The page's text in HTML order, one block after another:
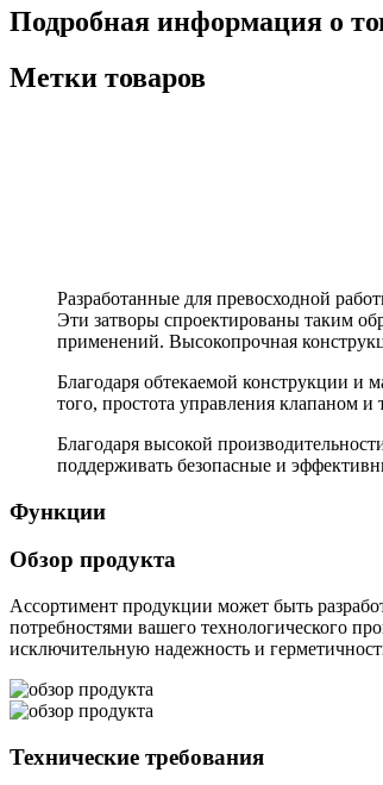
Подробная информация о
Метки товаров
Разработанные для превосходной
Эти затворы спроектированы таким
применений. Высокопрочная
Благодаря обтекаемой конструкции и
того, простота управления клапаном
Благодаря высокой
поддерживать безопасные и
Функции
Обзор продукта
Ассортимент продукции может быть
потребностями вашего технологического
исключительную надежность и
Технические требования